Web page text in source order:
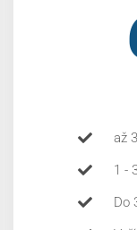
až
1 -
Do